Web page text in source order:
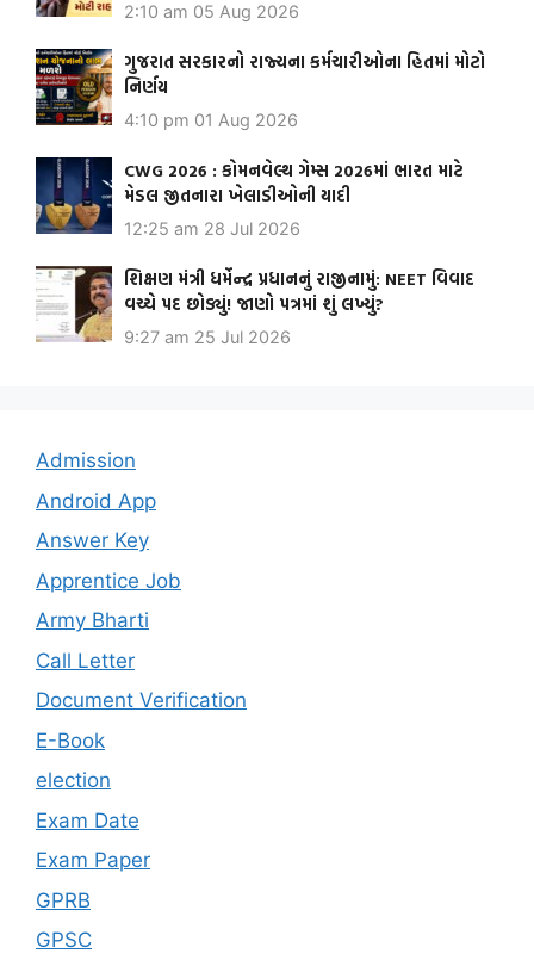
2:10 am 05 Aug 2026
ગુજરાત સરકારનો રાજ્યના કર્મચારીઓના હિતમાં મોટો
નિર્ણય
4:10 pm 01 Aug 2026
CWG 2026 : કોમનવેલ્થ ગેમ્સ 2026માં ભારત માટે
મેડલ જીતનારા ખેલાડીઓની યાદી
12:25 am 28 Jul 2026
શિક્ષણ મંત્રી ધર્મેન્દ્ર પ્રધાનનું રાજીનામું: NEET વિવાદ
વચ્ચે પદ છોડ્યું! જાણો પત્રમાં શું લખ્યું?
9:27 am 25 Jul 2026
Admission
Android App
Answer Key
Apprentice Job
Army Bharti
Call Letter
Document Verification
E-Book
election
Exam Date
Exam Paper
GPRB
GPSC